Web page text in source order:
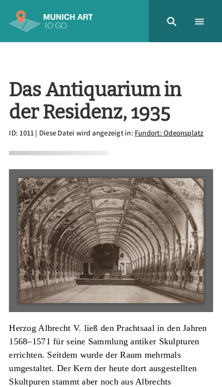
Das Antiquarium in
der Residenz, 1935
ID: 1011 | Diese Datei wird angezeigt in: Fundort: Odeonsplatz
Herzog Albrecht V. ließ den Prachtsaal in den Jahren
1568–1571 für seine Sammlung antiker Skulpturen
errichten. Seitdem wurde der Raum mehrmals
umgestaltet. Der Kern der heute dort ausgestellten
Skultpuren stammt aber noch aus Albrechts